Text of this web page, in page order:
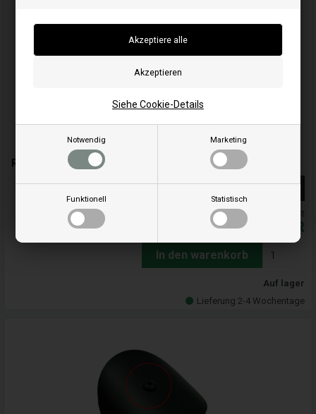
Notwendig Marketing
Funktionell Statistisch
Siehe Cookie-Details
Reinigungsrohr für Kaminrohr 80 mm
Weiterlesen
Alle Preise inkl. MwSt
16,50 EUR
In den warenkorb
Auf lager
Lieferung 2-4 Wochentage